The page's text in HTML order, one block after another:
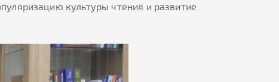
культуры чтения и развитие